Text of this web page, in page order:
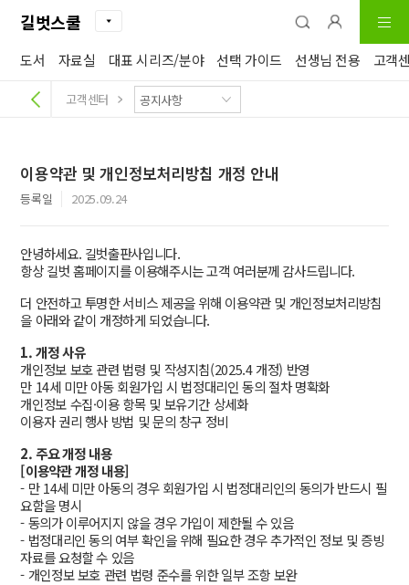
길벗스쿨
도서 자료실 대표 시리즈/분야 선택 가이드 선생님 전용 고객
고객센터
이용약관 및 개인정보처리방침 개정 안내
등록일 2025.09.24
안녕하세요. 길벗출판사입니다.
항상 길벗 홈페이지를 이용해주시는 고객 여러분께 감사드립니다.
더 안전하고 투명한 서비스 제공을 위해 이용약관 및 개인정보처리방침
을 아래와 같이 개정하게 되었습니다.
1. 개정 사유
개인정보 보호 관련 법령 및 작성지침(2025.4 개정) 반영
만 14세 미만 아동 회원가입 시 법정대리인 동의 절차 명확화
개인정보 수집·이용 항목 및 보유기간 상세화
이용자 권리 행사 방법 및 문의 창구 정비
2. 주요 개정 내용
[이용약관 개정 내용]
- 만 14세 미만 아동의 경우 회원가입 시 법정대리인의 동의가 반드시 필
요함을 명시
- 동의가 이루어지지 않을 경우 가입이 제한될 수 있음
- 법정대리인 동의 여부 확인을 위해 필요한 경우 추가적인 정보 및 증빙
자료를 요청할 수 있음
- 개인정보 보호 관련 법령 준수를 위한 일부 조항 보완